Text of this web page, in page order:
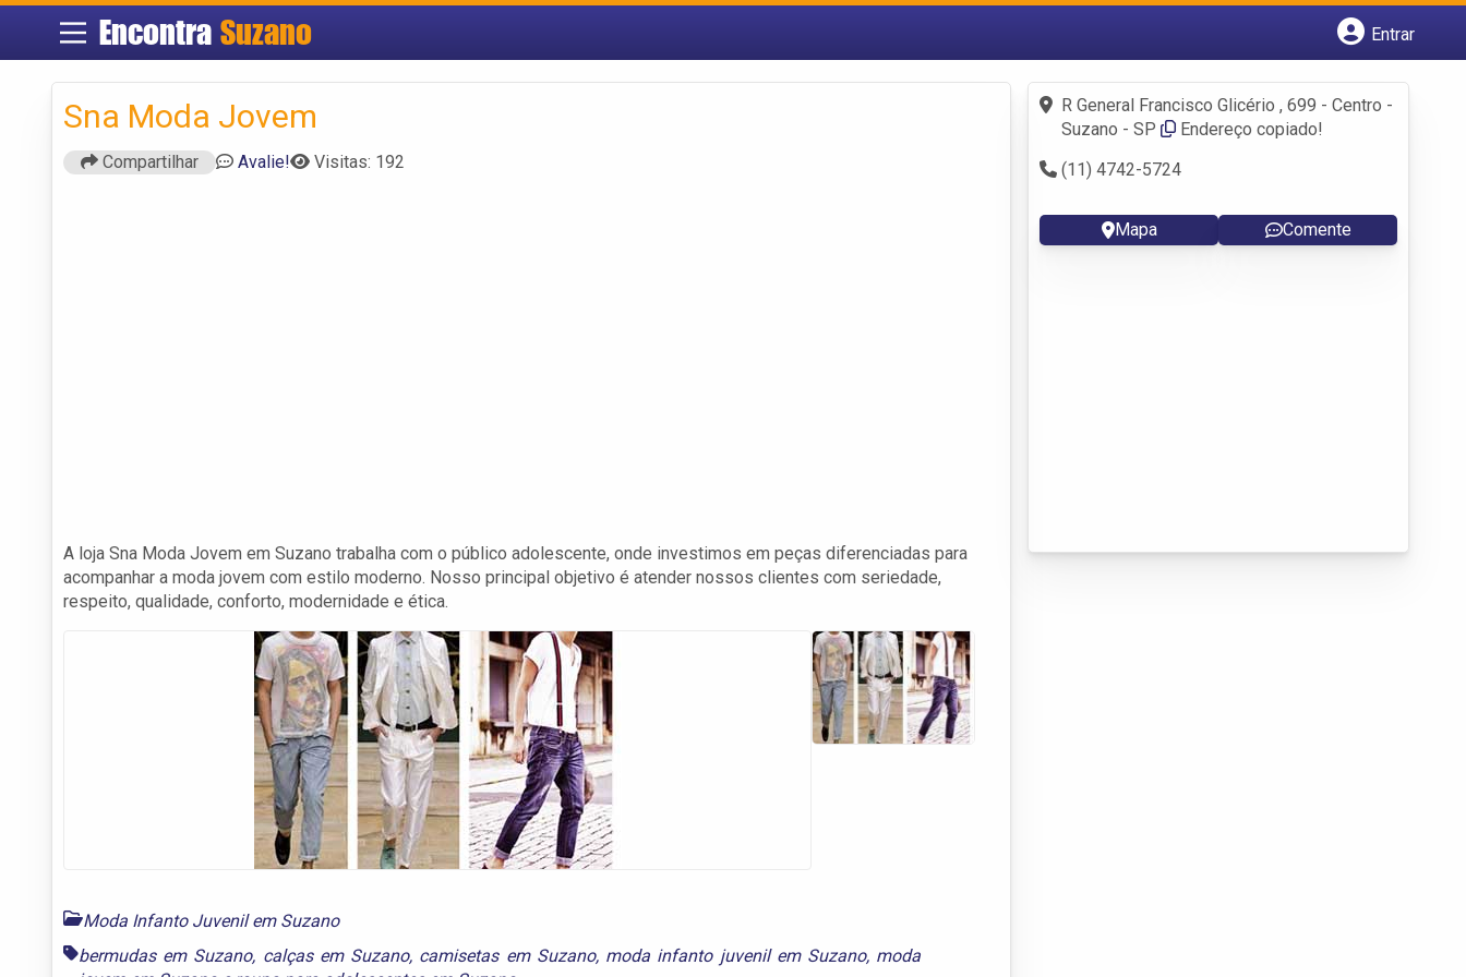
Encontra Suzano
Entrar
Fazer login
Criar conta
Sna Moda Jovem
Compartilhar Avalie! Visitas: 192
A loja Sna Moda Jovem em Suzano trabalha com o público adolescente, onde investimos em peças diferenciadas para
acompanhar a moda jovem com estilo moderno. Nosso principal objetivo é atender nossos clientes com seriedade,
respeito, qualidade, conforto, modernidade e ética.
Moda Infanto Juvenil em Suzano
bermudas em Suzano, calças em Suzano, camisetas em Suzano, moda infanto juvenil em Suzano, moda
R General Francisco Glicério , 699 - Centro -
Suzano - SP
Endereço copiado!
(11) 4742-5724
Mapa Comente